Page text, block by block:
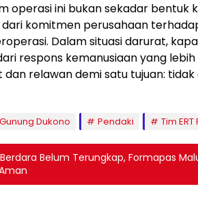
operasi ini bukan sekadar bentuk
komitmen perusahaan
Dalam situasi darurat,
respons kemanusiaan yang
relawan demi satu tujuan:
Gunung Dukono Pendaki Tim ERT
Belum Terungkap, Formapas